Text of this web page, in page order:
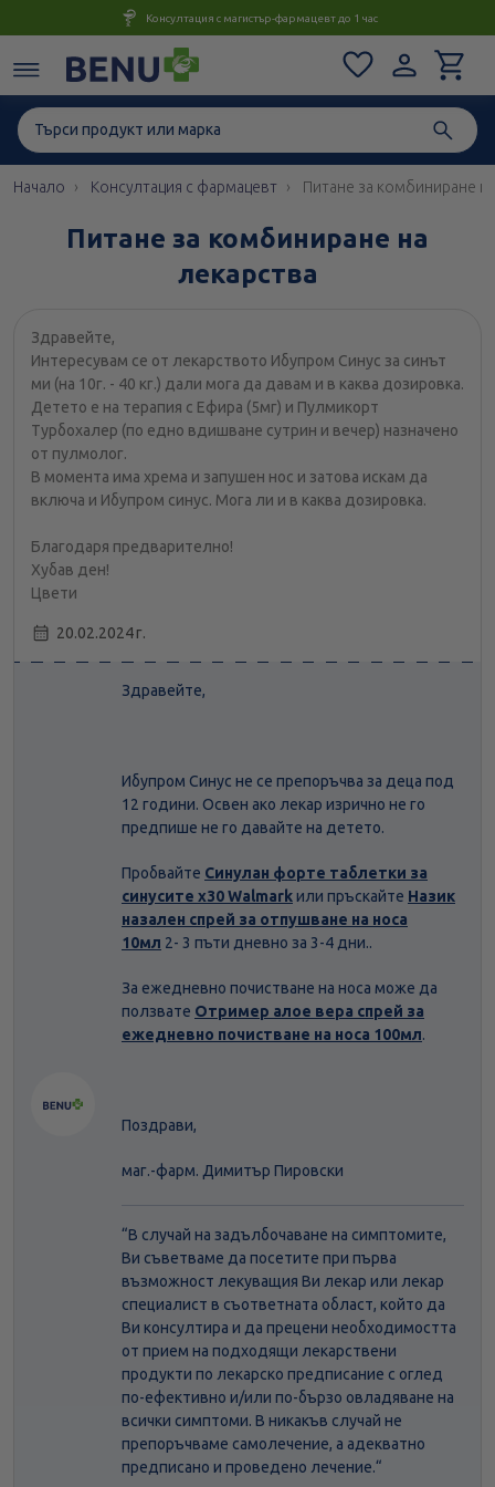
Консултация с магистър-фармацевт до 1 час
Начало Консултация с фармацевт Питане за комбиниране
Питане за комбиниране на
лекарства
Здравейте,
Интересувам се от лекарството Ибупром Синус за синът
ми (на 10г. - 40 кг.) дали мога да давам и в каква дозировка.
Детето е на терапия с Ефира (5мг) и Пулмикорт
Турбохалер (по едно вдишване сутрин и вечер) назначено
от пулмолог.
В момента има хрема и запушен нос и затова искам да
включа и Ибупром синус. Мога ли и в каква дозировка.
Благодаря предварително!
Хубав ден!
Цвети
20.02.2024 г.
Здравейте,
Ибупром Синус не се препоръчва за деца под
12 години. Освен ако лекар изрично не го
предпише не го давайте на детето.
Пробвайте Синулан форте таблетки за
синусите х30 Walmarkили пръскайте Назик
назален спрей за отпушване на носа
10мл 2- 3 пъти дневно за 3-4 дни..
За ежедневно почистване на носа може да
ползвате Отример алое вера спрей за
ежедневно почистване на носа 100мл.
Поздрави,
маг.-фарм. Димитър Пировски
“В случай на задълбочаване на симптомите,
Ви съветваме да посетите при първа
възможност лекуващия Ви лекар или лекар
специалист в съответната област, който да
Ви консултира и да прецени необходимостта
от прием на подходящи лекарствени
продукти по лекарско предписание с оглед
по-ефективно и/или по-бързо овладяване на
всички симптоми. В никакъв случай не
препоръчваме самолечение, а адекватно
предписано и проведено лечение.“